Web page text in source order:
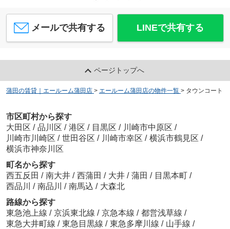
メールで共有する LINEで共有する
ページトップへ
蒲田の賃貸｜エールーム蒲田店 > エールーム蒲田店の物件一覧 > タウンコート
市区町村から探す
大田区 / 品川区 / 港区 / 目黒区 / 川崎市中原区 /
川崎市川崎区 / 世田谷区 / 川崎市幸区 / 横浜市鶴見区 /
横浜市神奈川区
町名から探す
西五反田 / 南大井 / 西蒲田 / 大井 / 蒲田 / 目黒本町 /
西品川 / 南品川 / 南馬込 / 大森北
路線から探す
東急池上線 / 京浜東北線 / 京急本線 / 都営浅草線 /
東急大井町線 / 東急目黒線 / 東急多摩川線 / 山手線 /